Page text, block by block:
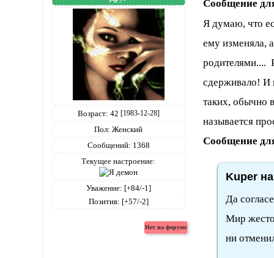
Возраст: 42 [1983-12-28]
Пол: Женский
Сообщений: 1368
Текущее настроение:
Уважение: [+84/-1]
Позитив: [+57/-2]
Сообщение
Я думаю, что
ему изменяла,
родителями....
сдерживало! И
таких, обычно
называется
Сообщение
Kuper
Да
Мир
ни